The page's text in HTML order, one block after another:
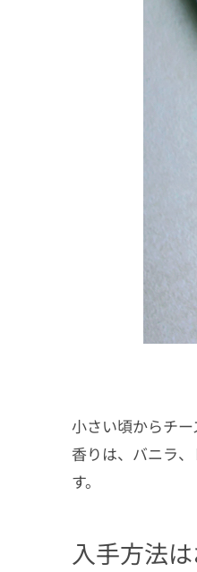
小さい頃からチ
香りは、バニラ
す。
入手方法